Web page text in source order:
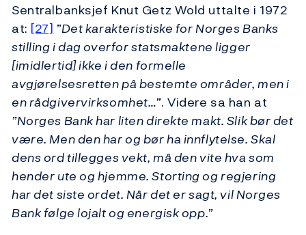
Sentralbanksjef Knut Getz Wold uttalte i 1972
at: [27] ”Det karakteristiske for Norges Banks
stilling i dag overfor statsmaktene ligger
[imidlertid] ikke i den formelle
avgjørelsesretten på bestemte områder, men i
en rådgivervirksomhet…”. Videre sa han at
”Norges Bank har liten direkte makt. Slik bør det
være. Men den har og bør ha innflytelse. Skal
dens ord tillegges vekt, må den vite hva som
hender ute og hjemme. Storting og regjering
har det siste ordet.Når det er sagt, vil Norges
Bank følge lojalt og energisk opp.”